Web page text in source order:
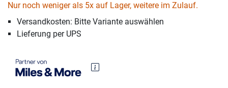
Nur noch weniger als 5x auf Lager, weitere im Zulauf.
Versandkosten: Bitte Variante auswählen
Lieferung per UPS